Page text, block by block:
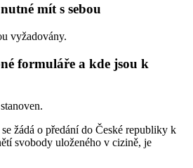
mít s sebou
vyžadovány.
formuláře a kde jsou k
žádá o předání do České republiky k
svobody uloženého v cizině, je